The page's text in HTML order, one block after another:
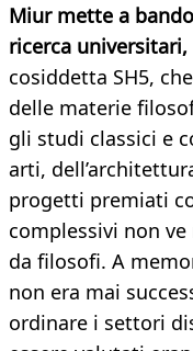
Miur mette a
ricerca
cosiddetta SH5,
delle materie
gli studi classici e
arti,
progetti premiati
complessivi non ve
da filosofi. A
non era mai
ordinare i settori